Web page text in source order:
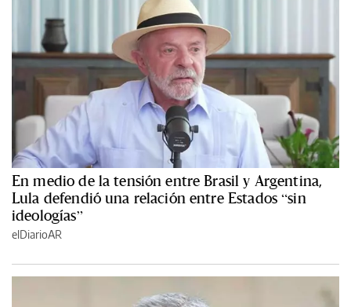
En medio de la tensión entre Brasil y Argentina,
Lula defendió una relación entre Estados “sin
ideologías”
elDiarioAR